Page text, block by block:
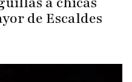
de Escaldes